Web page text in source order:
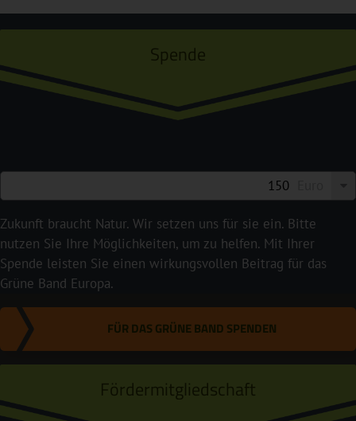
Spende
Zukunft braucht Natur. Wir setzen uns für sie ein. Bitte
nutzen Sie Ihre Möglichkeiten, um zu helfen. Mit Ihrer
Spende leisten Sie einen wirkungsvollen Beitrag für das
Grüne Band Europa.
FÜR DAS GRÜNE BAND SPENDEN
Fördermitgliedschaft